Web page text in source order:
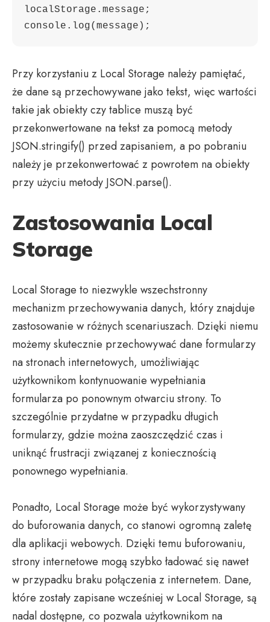
localStorage.message;
Przy korzystaniu z Local Storage należy pamiętać,
że dane są przechowywane jako tekst, więc wartości
takie jak obiekty czy tablice muszą być
przekonwertowane na tekst za pomocą metody
JSON.stringify() przed zapisaniem, a po pobraniu
należy je przekonwertować z powrotem na obiekty
przy użyciu metody JSON.parse().
Zastosowania Local
Storage
Local Storage to niezwykle wszechstronny
mechanizm przechowywania danych, który znajduje
zastosowanie w różnych scenariuszach. Dzięki niemu
możemy skutecznie przechowywać dane formularzy
na stronach internetowych, umożliwiając
użytkownikom kontynuowanie wypełniania
formularza po ponownym otwarciu strony. To
szczególnie przydatne w przypadku długich
formularzy, gdzie można zaoszczędzić czas i
uniknąć frustracji związanej z koniecznością
ponownego wypełniania.
Ponadto, Local Storage może być wykorzystywany
do buforowania danych, co stanowi ogromną zaletę
dla aplikacji webowych. Dzięki temu buforowaniu,
strony internetowe mogą szybko ładować się nawet
w przypadku braku połączenia z internetem. Dane,
które zostały zapisane wcześniej w Local Storage, są
nadal dostępne, co pozwala użytkownikom na